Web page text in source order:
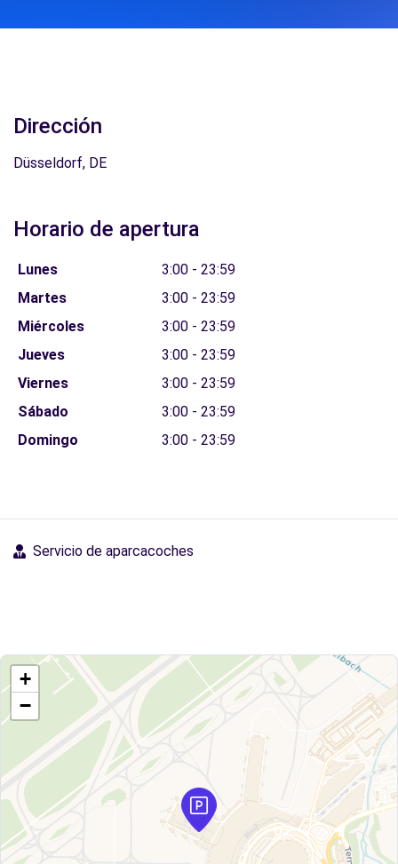
Dirección
Düsseldorf, DE
Horario de apertura
Lunes
3:00 - 23:59
Martes
3:00 - 23:59
Miércoles
3:00 - 23:59
Jueves
3:00 - 23:59
Viernes
3:00 - 23:59
Sábado
3:00 - 23:59
Domingo
3:00 - 23:59
Servicio de aparcacoches
+
−